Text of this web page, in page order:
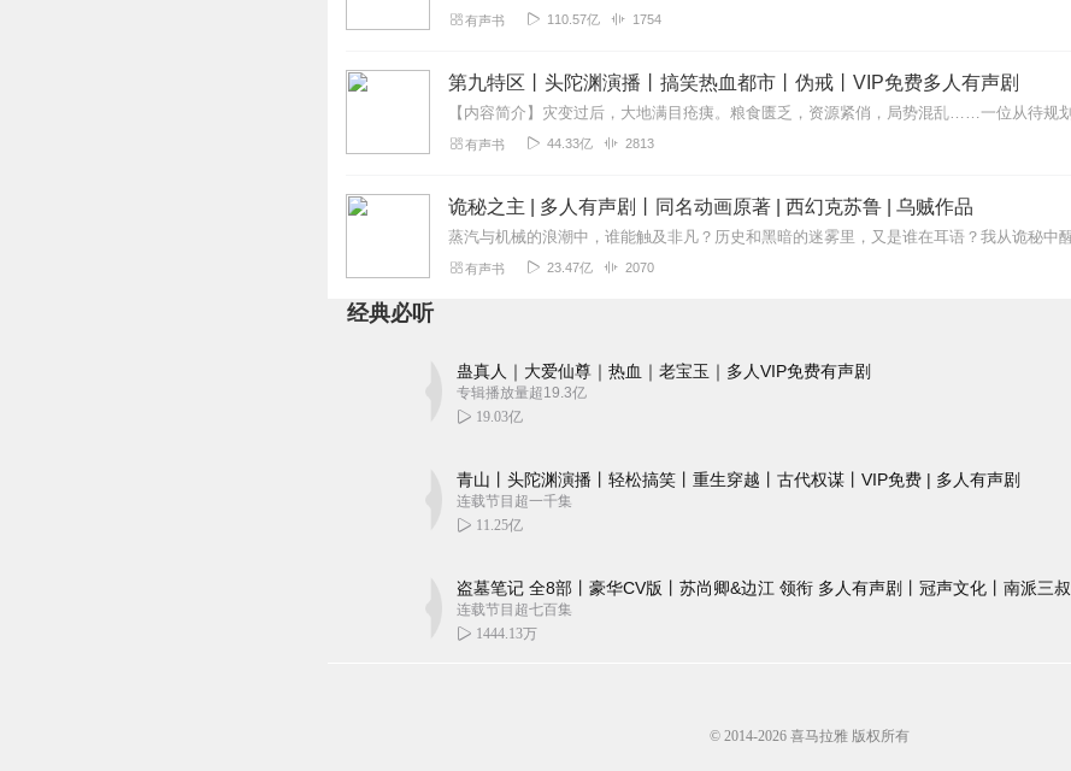
有声书 110.57亿 1754
第九特区丨头陀渊演播丨搞笑热血都市丨伪戒丨VIP免费多人有声剧
有声书 44.33亿 2813
诡秘之主 | 多人有声剧丨同名动画原著 | 西幻克苏鲁 | 乌贼作品
有声书 23.47亿 2070
经典必听
蛊真人｜大爱仙尊｜热血｜老宝玉｜多人VIP免费有声剧
专辑播放量超19.3亿
19.03亿
青山丨头陀渊演播丨轻松搞笑丨重生穿越丨古代权谋丨VIP免费 | 多人有声剧
连载节目超一千集
11.25亿
盗墓笔记 全8部丨豪华CV版丨苏尚卿&边江 领衔 多人有声剧丨冠声文化丨南派三叔
连载节目超七百集
1444.13万
© 2014-2026 喜马拉雅 版权所有